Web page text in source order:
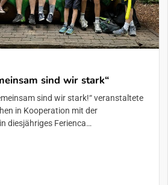
sind wir stark“
sind wir stark!“ veranstaltete
in Kooperation mit der
diesjähriges Ferienca…